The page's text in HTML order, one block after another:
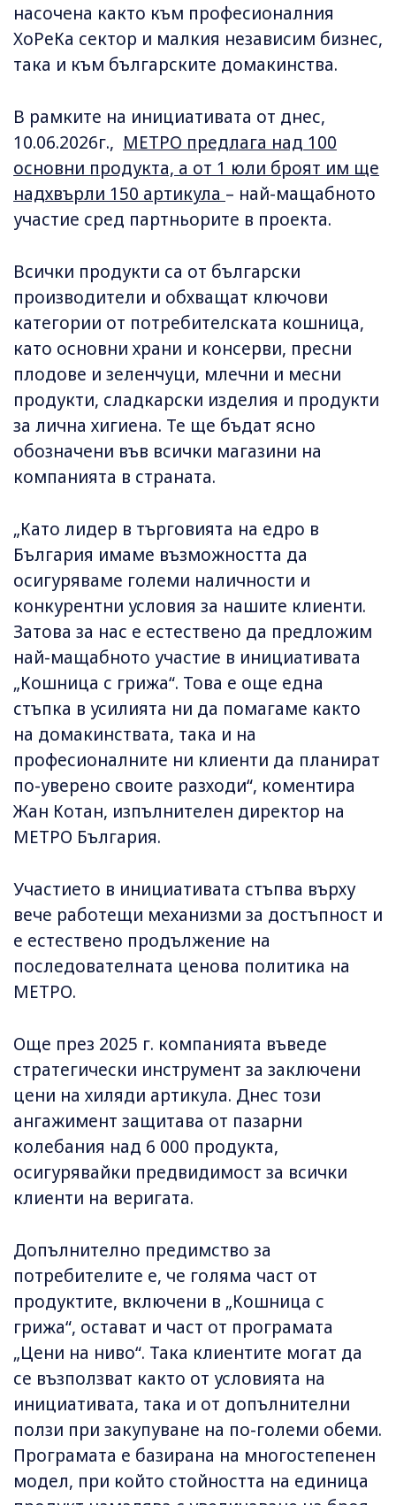
насочена както към професионалния
ХоРеКа сектор и малкия независим бизнес,
така и към българските домакинства.
В рамките на инициативата от днес,
10.06.2026г., МЕТРО предлага над 100
основни продукта, а от 1 юли броят им ще
надхвърли 150 артикула – най-мащабното
участие сред партньорите в проекта.
Всички продукти са от български
производители и обхващат ключови
категории от потребителската кошница,
като основни храни и консерви, пресни
плодове и зеленчуци, млечни и месни
продукти, сладкарски изделия и продукти
за лична хигиена. Те ще бъдат ясно
обозначени във всички магазини на
компанията в страната.
„Като лидер в търговията на едро в
България имаме възможността да
осигуряваме големи наличности и
конкурентни условия за нашите клиенти.
Затова за нас е естествено да предложим
най-мащабното участие в инициативата
„Кошница с грижа“. Това е още една
стъпка в усилията ни да помагаме както
на домакинствата, така и на
професионалните ни клиенти да планират
по-уверено своите разходи“, коментира
Жан Котан, изпълнителен директор на
МЕТРО България.
Участието в инициативата стъпва върху
вече работещи механизми за достъпност и
е естествено продължение на
последователната ценова политика на
МЕТРО.
Още през 2025 г. компанията въведе
стратегически инструмент за заключени
цени на хиляди артикула. Днес този
ангажимент защитава от пазарни
колебания над 6 000 продукта,
осигурявайки предвидимост за всички
клиенти на веригата.
Допълнително предимство за
потребителите е, че голяма част от
продуктите, включени в „Кошница с
грижа“, остават и част от програмата
„Цени на ниво“. Така клиентите могат да
се възползват както от условията на
инициативата, така и от допълнителни
ползи при закупуване на по-големи обеми.
Програмата е базирана на многостепенен
модел, при който стойността на единица